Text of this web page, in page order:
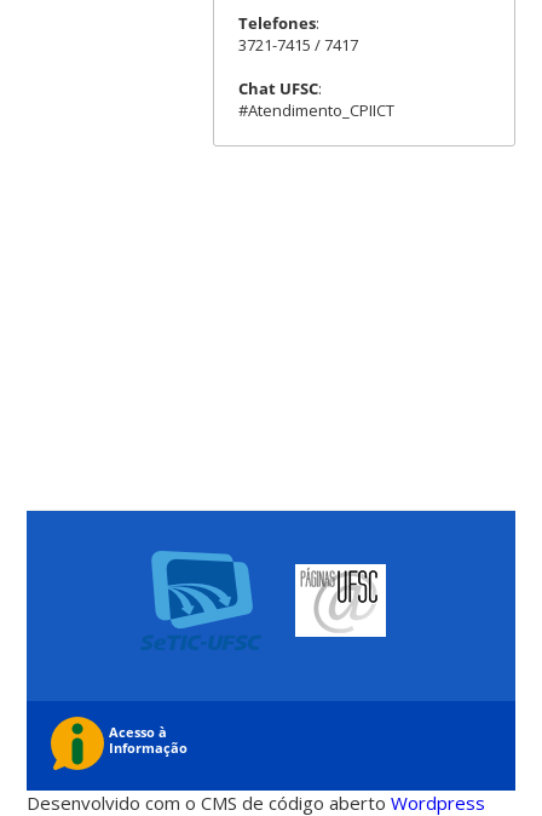
Telefones:
3721-7415 / 7417
Chat UFSC:
#Atendimento_CPIICT
Desenvolvido com o CMS de código abertoWordpress